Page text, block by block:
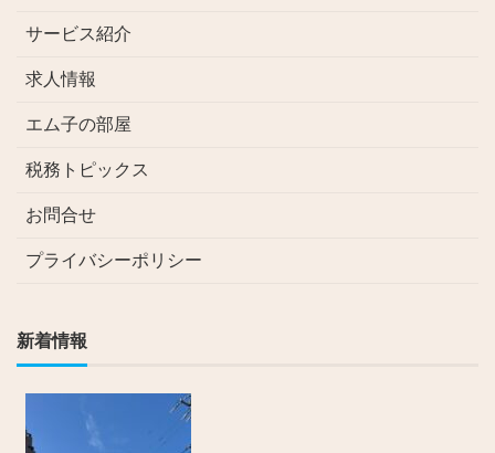
サービス紹介
求人情報
エム子の部屋
税務トピックス
お問合せ
プライバシーポリシー
新着情報